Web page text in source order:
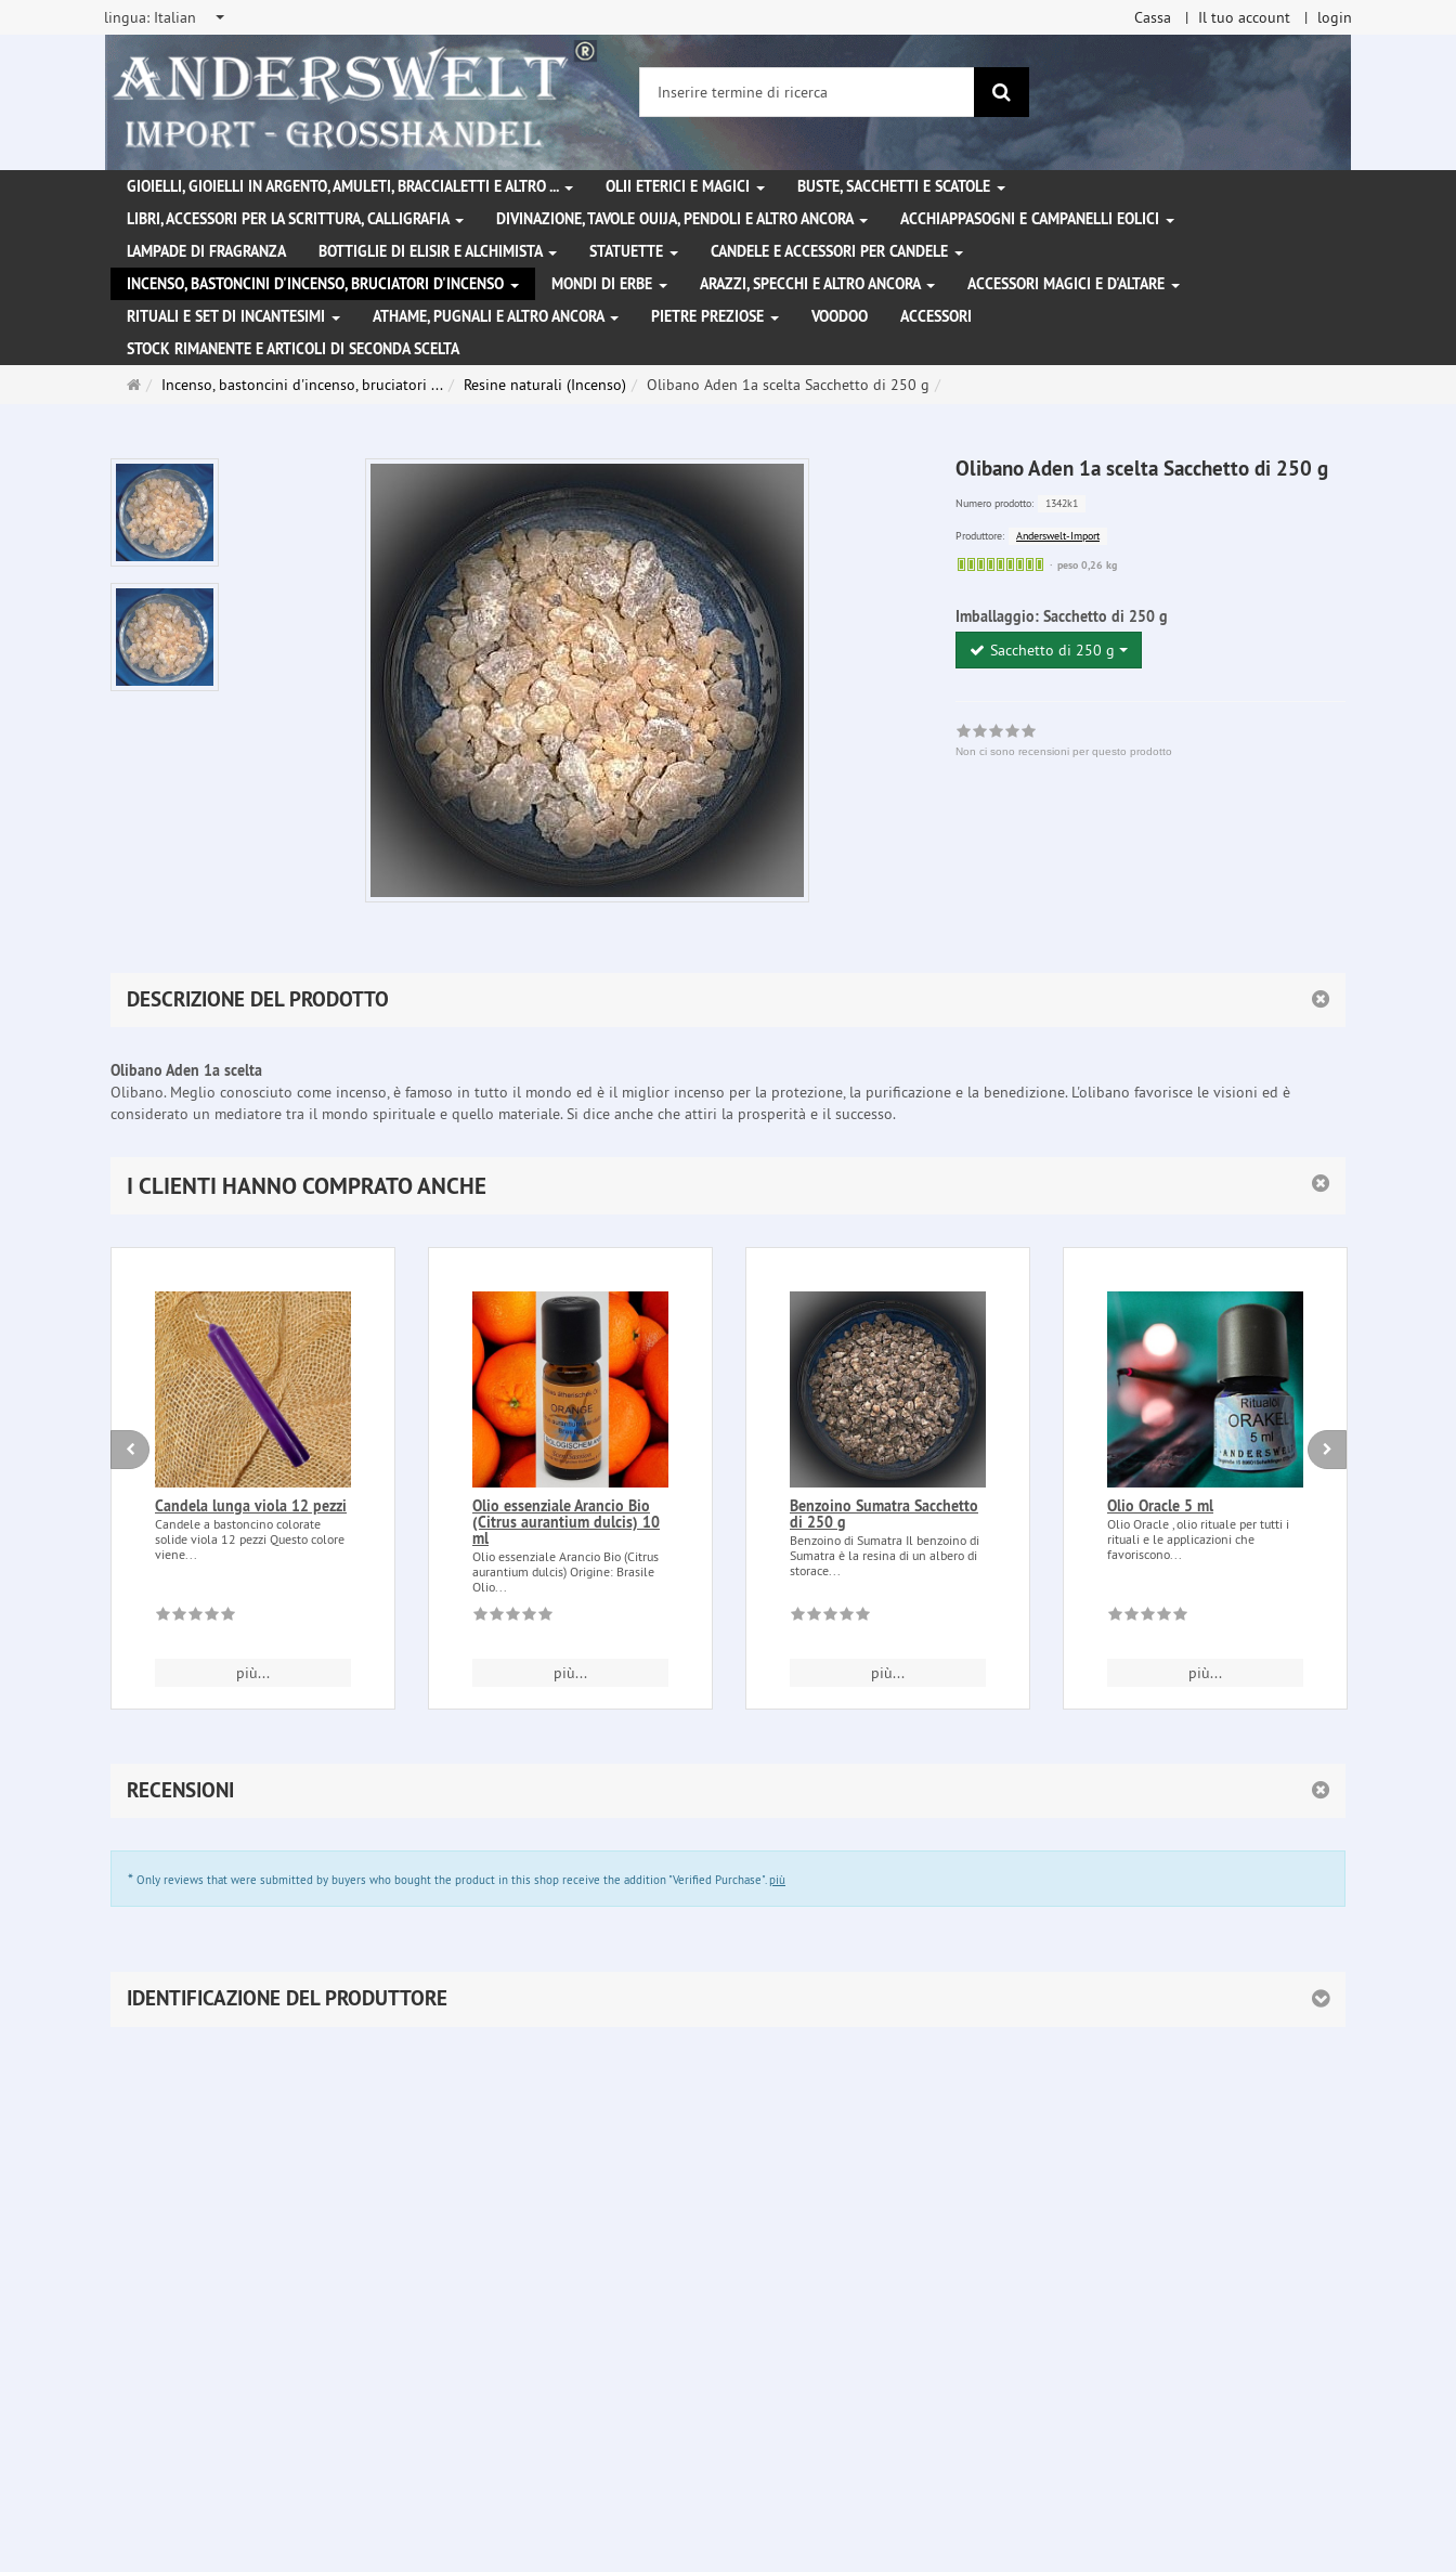
lingua: Italian Cassa Il tuo account login
ricerca
GIOIELLI, GIOIELLI IN ARGENTO, AMULETI, BRACCIALETTI E ALTRO ... OLII ETERICI E MAGICI
BUSTE, SACCHETTI E SCATOLE
LIBRI, ACCESSORI PER LA SCRITTURA, CALLIGRAFIA
DIVINAZIONE, TAVOLE OUIJA, PENDOLI E ALTRO ANCORA
ACCHIAPPASOGNI E CAMPANELLI EOLICI
LAMPADE DI FRAGRANZA
BOTTIGLIE DI ELISIR E ALCHIMISTA STATUETTE
CANDELE E ACCESSORI PER CANDELE
INCENSO, BASTONCINI D'INCENSO, BRUCIATORI D'INCENSO
MONDI DI ERBE ARAZZI, SPECCHI E ALTRO ANCORA
ACCESSORI MAGICI E D'ALTARE
RITUALI E SET DI INCANTESIMI
ATHAME, PUGNALI E ALTRO ANCORA PIETRE PREZIOSE VOODOO
ACCESSORI
STOCK RIMANENTE E ARTICOLI DI SECONDA SCELTA
PaginaIncenso, bastoncini d'incenso, bruciatori ... Resine naturali (Incenso) Olibano Aden 1a scelta Sacchetto di 250 g
Olibano Aden 1a scelta Sacchetto di 250 g
Numero prodotto: 1342k1
Produttore:
Anderswelt-Import
Sofort
peso 0,26 kg
Imballaggio: Sacchetto di 250 g
Sacchetto di 250 g
Non ci sono recensioni per questo prodotto
DESCRIZIONE DEL PRODOTTO
Olibano Aden 1a scelta
Olibano. Meglio conosciuto come incenso, è famoso in tutto il mondo ed è il miglior incenso per la protezione, la purificazione e la benedizione. L'olibano favorisce le visioni ed è
considerato un mediatore tra il mondo spirituale e quello materiale. Si dice anche che attiri la prosperità e il successo.
I CLIENTI HANNO COMPRATO ANCHE
Candela lunga viola 12 pezzi
Candele a bastoncino colorate
solide viola 12 pezzi Questo colore
viene...
più...
Olio essenziale Arancio Bio
(Citrus aurantium dulcis) 10
ml
Olio essenziale Arancio Bio (Citrus
aurantium dulcis) Origine: Brasile
Olio...
più...
Benzoino Sumatra Sacchetto
di 250 g
Benzoino di Sumatra Il benzoino di
Sumatra è la resina di un albero di
storace...
più...
Olio Oracle 5 ml
Olio Oracle , olio rituale per tutti i
rituali e le applicazioni che
favoriscono...
più...
RECENSIONI
* Only reviews that were submitted by buyers who bought the product in this shop receive the addition "Verified Purchase".più
IDENTIFICAZIONE DEL PRODUTTORE